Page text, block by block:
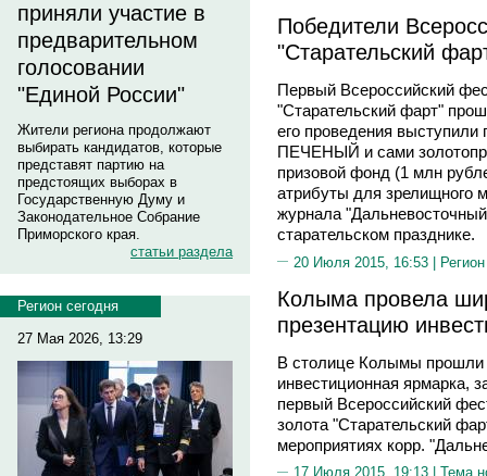
приняли участие в
предварительном
голосовании
"Единой России"
Жители региона продолжают
выбирать кандидатов, которые
представят партию на
предстоящих выборах в
Государственную Думу и
Законодательное Собрание
Приморского края.
статьи раздела
Регион сегодня
27 Мая 2026, 13:29
Победители
"Старательский
Первый Всероссийский
"Старательский фарт"
его проведения выступили
ПЕЧЕНЫЙ и сами
призовой фонд (1 млн
атрибуты для зрелищного
журнала
старательском празднике.
20 Июля 2015, 16:53 |
Колыма провела
презентацию
В столице Колымы прошли
инвестиционная ярмарка,
первый Всероссийский
золота "Старательский
мероприятиях корр.
17 Июля 2015, 19:13 | Тема